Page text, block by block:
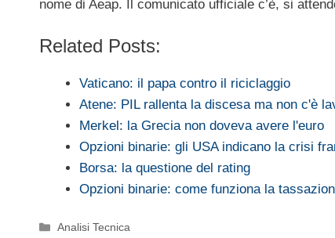
nome di Aeap. Il comunicato ufficiale c’è, si
Related Posts:
Vaticano: il papa contro il riciclaggio
Atene: PIL rallenta la discesa ma non c'è
Merkel: la Grecia non doveva avere l'euro
Opzioni binarie: gli USA indicano la crisi
Borsa: la questione del rating
Opzioni binarie: come funziona la
Categorie
Analisi Tecnica